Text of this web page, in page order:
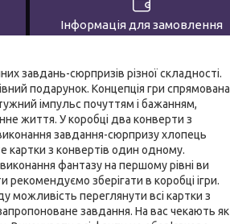
Інформація для замовлення
завдань-сюрпризів різної складності.
подарунок. Концепція гри спрямована
імпульс почуттям і бажанням,
життя. У коробці два конверти з
завдання-сюрпризу хлопець
картки з конвертів один одному.
фантазу на першому рівні ви
зберігати в коробці ігри.
переглянути всі картки з
завдання. На вас чекають як